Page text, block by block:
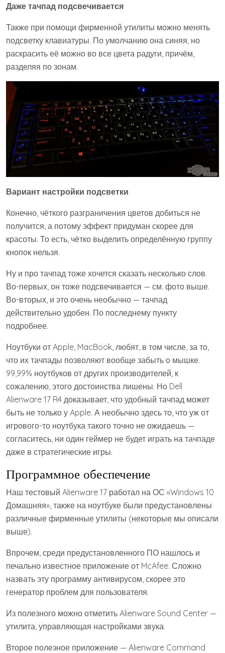
Даже тачпад подсвечивается
Также при помощи фирменной утилиты можно менять
подсветку клавиатуры. По умолчанию она синяя, но
раскрасить её можно во все цвета радуги, причём,
разделяя по зонам.
Вариант настройки подсветки
Конечно, чёткого разграничения цветов добиться не
получится, а потому эффект придуман скорее для
красоты. То есть, чётко выделить определённую группу
кнопок нельзя.
Ну и про тачпад тоже хочется сказать несколько слов.
Во-первых, он тоже подсвечивается — см. фото выше.
Во-вторых, и это очень необычно — тачпад
действительно удобен. По последнему пункту
подробнее.
Ноутбуки от Apple, MacBook, любят, в том числе, за то,
что их тачпады позволяют вообще забыть о мышке.
99,99% ноутбуков от других производителей, к
сожалению, этого достоинства лишены. Но Dell
Alienware 17 R4 доказывает, что удобный тачпад может
быть не только у Apple. А необычно здесь то, что уж от
игрового-то ноутбука такого точно не ожидаешь —
согласитесь, ни один геймер не будет играть на тачпаде
даже в стратегические игры.
Программное обеспечение
Наш тестовый Alienware 17 работал на ОС «Windows 10
Домашняя», также на ноутбуке были предустановлены
различные фирменные утилиты (некоторые мы описали
выше).
Впрочем, среди предустановленного ПО нашлось и
печально известное приложение от McAfee. Сложно
назвать эту программу антивирусом, скорее это
генератор проблем для пользователя.
Из полезного можно отметить Alienware Sound Center —
утилита, управляющая настройками звука.
Второе полезное приложение — Alienware Command